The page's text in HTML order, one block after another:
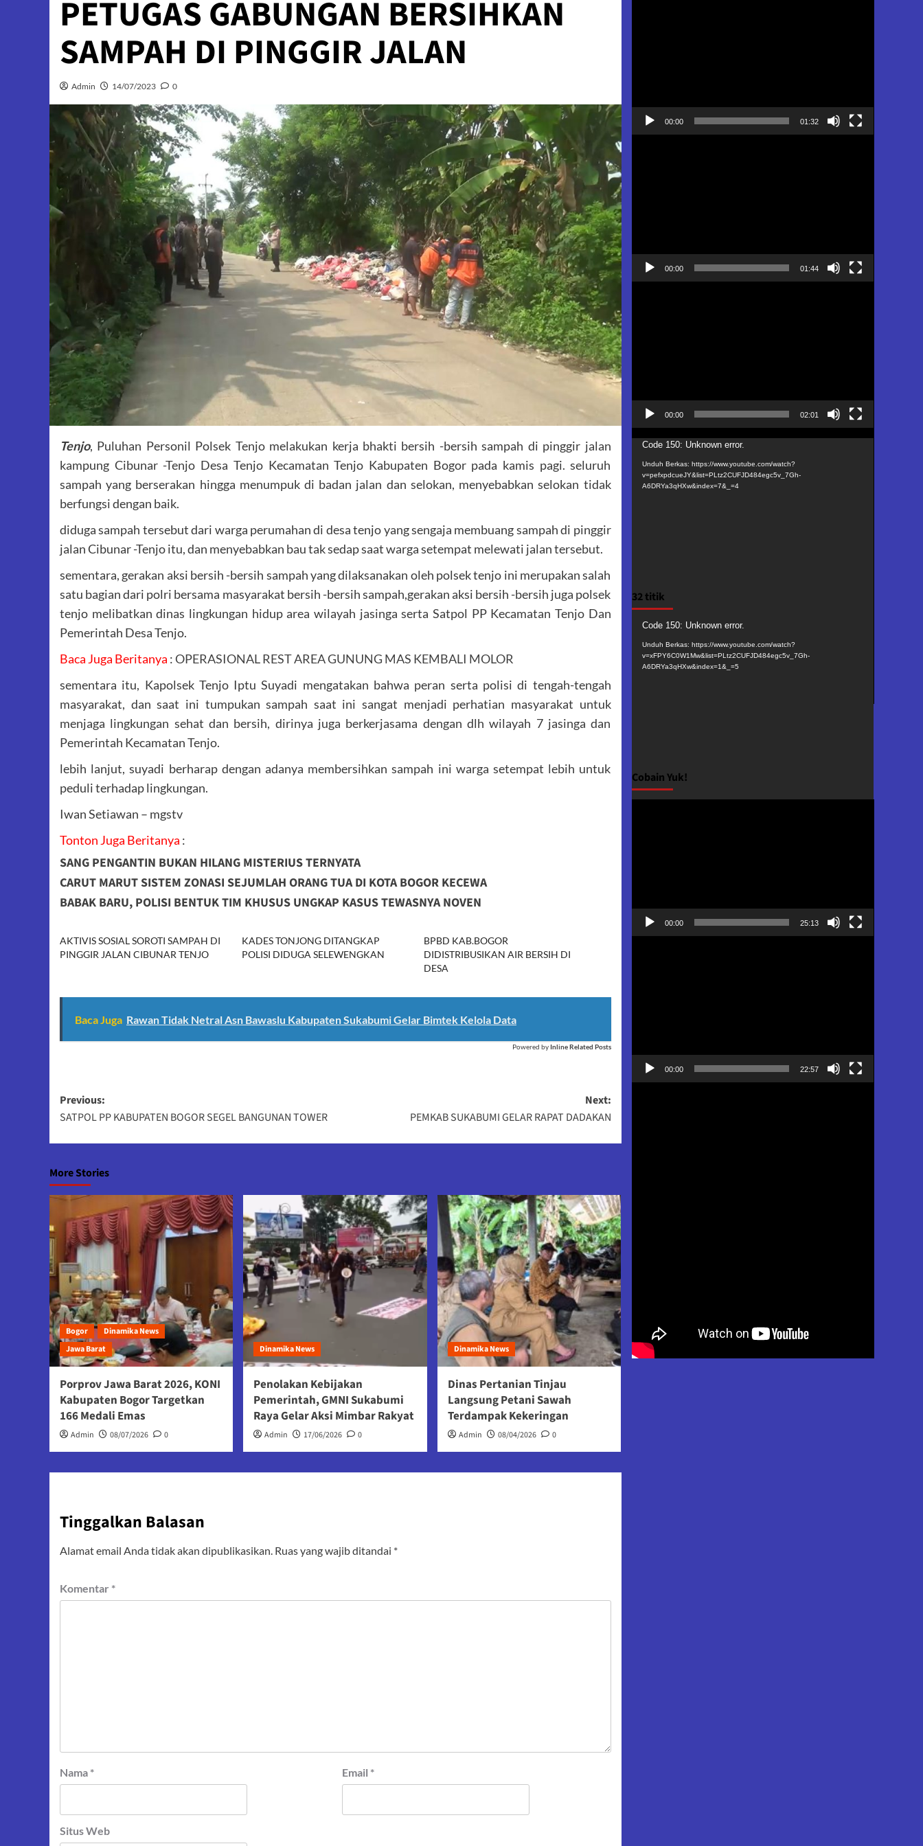
PETUGAS GABUNGAN BERSIHKAN
SAMPAH DI PINGGIR JALAN
Admin 14/07/2023 0
Tenjo, Puluhan Personil Polsek Tenjo melakukan kerja bhakti bersih -bersih sampah di pinggir jalan
kampung Cibunar -Tenjo Desa Tenjo Kecamatan Tenjo Kabupaten Bogor pada kamis pagi. seluruh
sampah yang berserakan hingga menumpuk di badan jalan dan selokan, menyebabkan selokan tidak
berfungsi dengan baik.
diduga sampah tersebut dari warga perumahan di desa tenjo yang sengaja membuang sampah di pinggir
jalan Cibunar -Tenjo itu, dan menyebabkan bau tak sedap saat warga setempat melewati jalan tersebut.
sementara, gerakan aksi bersih -bersih sampah yang dilaksanakan oleh polsek tenjo ini merupakan salah
satu bagian dari polri bersama masyarakat bersih -bersih sampah,gerakan aksi bersih -bersih juga polsek
tenjo melibatkan dinas lingkungan hidup area wilayah jasinga serta Satpol PP Kecamatan Tenjo Dan
Pemerintah Desa Tenjo.
Baca Juga Beritanya :OPERASIONAL REST AREA GUNUNG MAS KEMBALI MOLOR
sementara itu, Kapolsek Tenjo Iptu Suyadi mengatakan bahwa peran serta polisi di tengah-tengah
masyarakat, dan saat ini tumpukan sampah saat ini sangat menjadi perhatian masyarakat untuk
menjaga lingkungan sehat dan bersih, dirinya juga berkerjasama dengan dlh wilayah 7 jasinga dan
Pemerintah Kecamatan Tenjo.
lebih lanjut, suyadi berharap dengan adanya membersihkan sampah ini warga setempat lebih untuk
peduli terhadap lingkungan.
Iwan Setiawan – mgstv
Tonton Juga Beritanya :
SANG PENGANTIN BUKAN HILANG MISTERIUS TERNYATA
CARUT MARUT SISTEM ZONASI SEJUMLAH ORANG TUA DI KOTA BOGOR KECEWA
BABAK BARU, POLISI BENTUK TIM KHUSUS UNGKAP KASUS TEWASNYA NOVEN
AKTIVIS SOSIAL SOROTI SAMPAH DI
PINGGIR JALAN CIBUNAR TENJO
KADES TONJONG DITANGKAP
POLISI DIDUGA SELEWENGKAN
BPBD KAB.BOGOR
DIDISTRIBUSIKAN AIR BERSIH DI
DESA
Baca Juga Rawan Tidak Netral Asn Bawaslu Kabupaten Sukabumi Gelar Bimtek Kelola Data
Powered by Inline Related Posts
Post
navigation
Previous:
SATPOL PP KABUPATEN BOGOR SEGEL BANGUNAN TOWER
Next:
PEMKAB SUKABUMI GELAR RAPAT DADAKAN
More Stories
Bogor
Dinamika News
Jawa Barat
Porprov Jawa Barat 2026, KONI
Kabupaten Bogor Targetkan
166 Medali Emas
Admin 08/07/2026 0
Dinamika News
Penolakan Kebijakan
Pemerintah, GMNI Sukabumi
Raya Gelar Aksi Mimbar Rakyat
Admin 17/06/2026 0
Dinamika News
Dinas Pertanian Tinjau
Langsung Petani Sawah
Terdampak Kekeringan
Admin 08/04/2026 0
Tinggalkan Balasan
Alamat email Anda tidak akan dipublikasikan. Ruas yang wajib ditandai *
Komentar *
Nama * Email *
Situs Web
00:00 01:32
00:00 01:44
00:00 02:01
Pemutar
Video
Code 150: Unknown error.
Unduh Berkas: https://www.youtube.com/watch?
v=pefxpdcueJY&list=PLtz2CUFJD484egc5v_7Gh-
A6DRYa3qHXw&index=7&_=4
32 titik
Pemutar
Video
Code 150: Unknown error.
Unduh Berkas: https://www.youtube.com/watch?
v=xFPY6C0W1Mw&list=PLtz2CUFJD484egc5v_7Gh-
A6DRYa3qHXw&index=1&_=5
Cobain Yuk!
00:00 25:13
00:00 22:57